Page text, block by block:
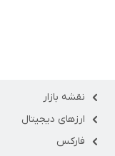
نقشه بازار
ارزهای دیجیتال
فارکس